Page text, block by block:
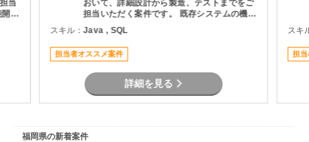
当
おいて、詳細設計から製造、テストまでをご
担当いただく案件です。 既存システムの機能
追加や改修を中心に対応いただき、長期的に
プロジェクトへ参画できる環境となっていま
す。 物流システムの経験がなくても、Java
による業務系開発経験を活かして参画可能で
スキル：Java , SQL
担当者オススメ案件
詳細を見る
スキ
担当
福岡県の新着案件